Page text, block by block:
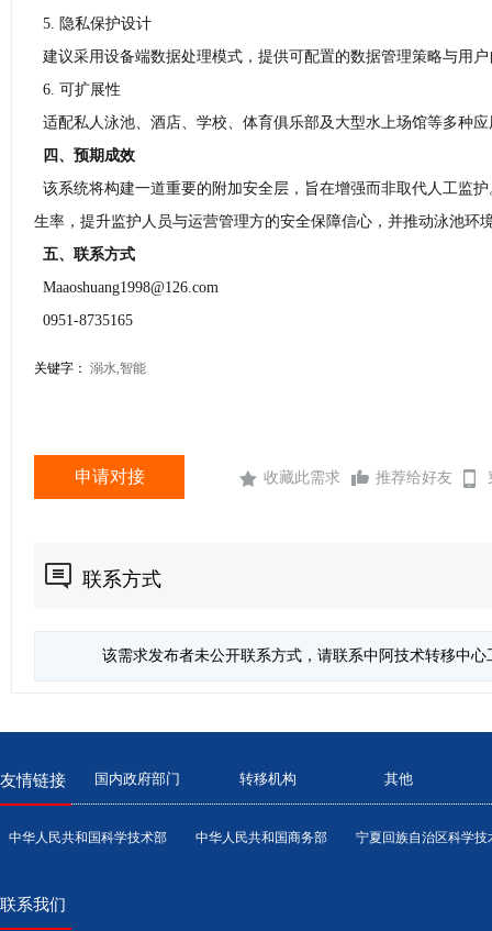
5. 隐私保护设计
建议采用设备端数据处理模式，提供可配置的数据管理策略与用
6. 可扩展性
适配私人泳池、酒店、学校、体育俱乐部及大型水上场馆等多种
四、预期成效
该系统将构建一道重要的附加安全层，旨在增强而非取代人工监
生率，提升监护人员与运营管理方的安全保障信心，并推动泳池环
五、联系方式
Maaoshuang1998@126.com
0951-8735165
关键字： 溺水,智能
申请对接 收藏此需求 推荐给好友
联系方式
该需求发布者未公开联系方式，请联系中阿技术转移中
友情链接 国内政府部门 转移机构 其他
中华人民共和国科学技术部 中华人民共和国商务部 宁夏回族自治区科学技
联系我们